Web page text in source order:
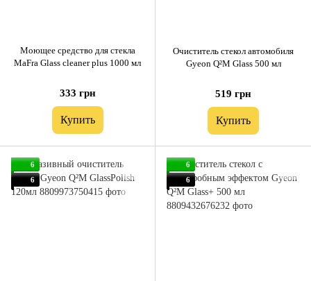
Моющее средство для стекла
MaFra Glass cleaner plus 1000 мл
333 грн
Купить
Очиститель стекол автомобиля
Gyeon Q²M Glass 500 мл
519 грн
Купить
6
6
6
6